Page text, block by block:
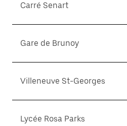
Carré Senart
Gare de Brunoy
Villeneuve St-Georges
Lycée Rosa Parks